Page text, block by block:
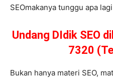
SEOmakanya tunggu apa
Undang DIdik SEO
7320
Bukan hanya materi SEO,